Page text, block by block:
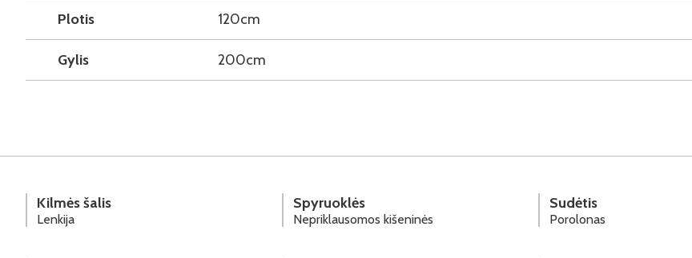
Plotis 120cm
Gylis 200cm
Kilmės šalis
Lenkija
Spyruoklės
Nepriklausomos kišeninės
Sudėtis
Porolonas